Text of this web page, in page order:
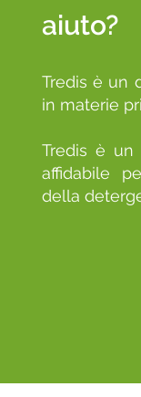
aiuto?
Tredis è un
in materie
Tredis è un
affidabile
della